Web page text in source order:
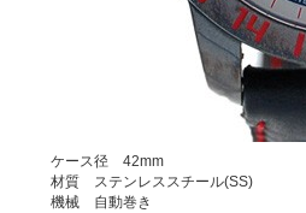
ケース径 42mm
材質 ステンレススチール(SS)
機械 自動巻き